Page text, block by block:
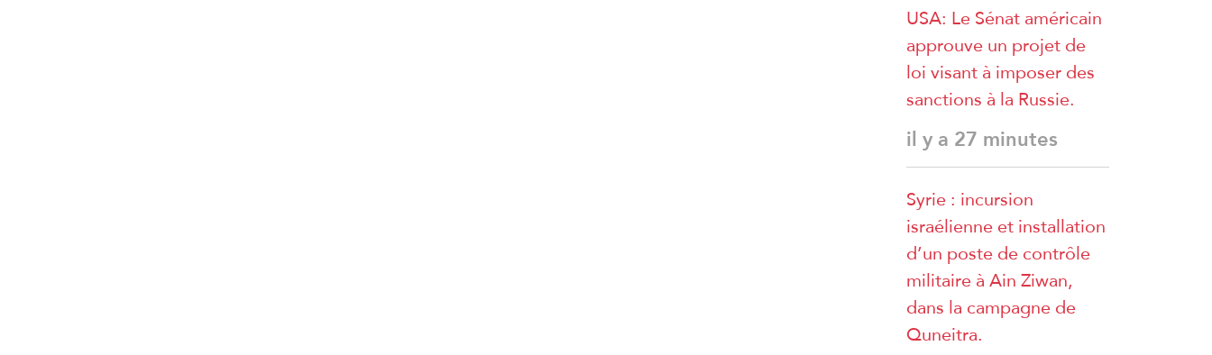
USA: Le Sénat américain
approuve un projet de
loi visant à imposer des
sanctions à la Russie.
il y a 27 minutes
Syrie : incursion
israélienne et installation
d’un poste de contrôle
militaire à Ain Ziwan,
dans la campagne de
Quneitra.